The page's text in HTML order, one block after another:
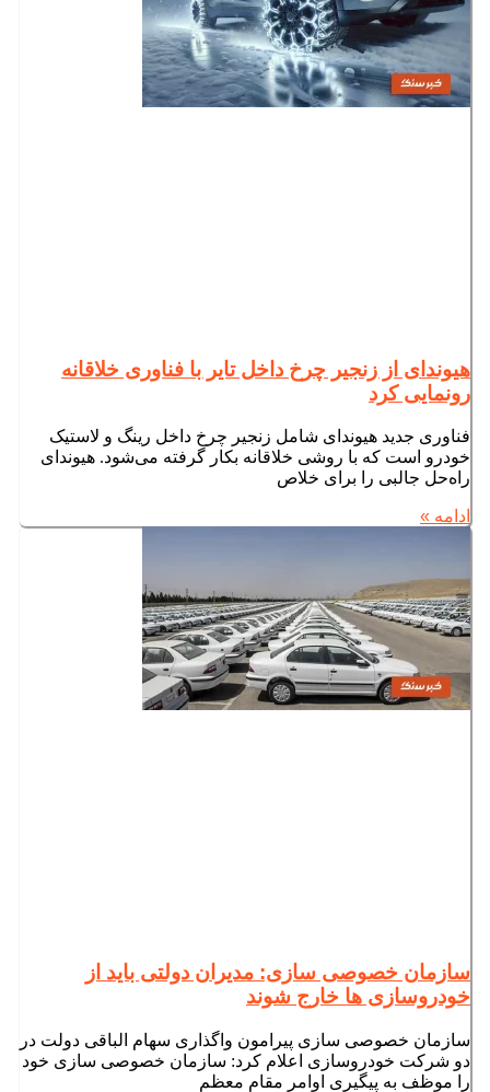
هیوندای از زنجیر چرخ داخل تایر با فناوری خلاقانه
رونمایی کرد
فناوری جدید هیوندای شامل زنجیر چرخ داخل رینگ و لاستیک
خودرو است که با روشی خلاقانه بکار گرفته می‌شود. هیوندای
راه‌حل جالبی را برای خلاص
ادامه »
سازمان خصوصی سازی: مدیران دولتی باید از
خودروسازی ها خارج شوند
سازمان خصوصی سازی پیرامون واگذاری سهام الباقی دولت در
دو شرکت خودروسازی اعلام کرد: سازمان خصوصی سازی خود
را موظف به پیگیری اوامر مقام معظم